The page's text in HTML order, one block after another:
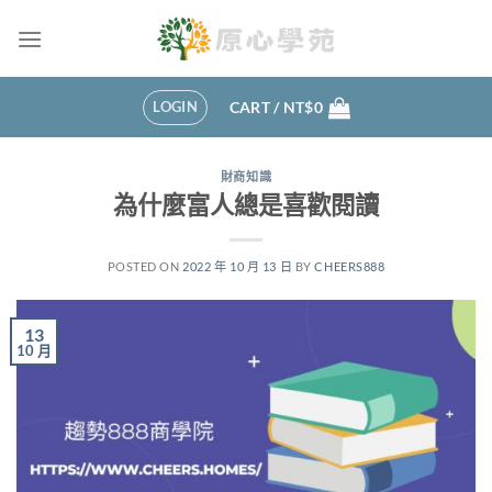
LOGIN CART / NT$0
財商知識
為什麼富人總是喜歡閱讀
POSTED ON 2022 年 10 月 13 日 BYCHEERS888
13
10 月